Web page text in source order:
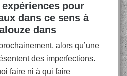
pour
dans ce sens à
dans
alors qu’une
des imperfections.
faire ni à qui faire